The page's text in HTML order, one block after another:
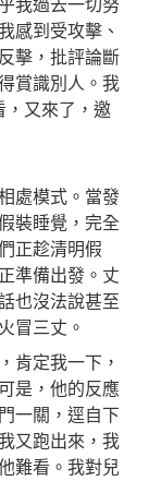
我過去一切努
感到受攻擊、
擊，批評論斷
賞識別人。我
又來了，邀
處模式。當發
裝睡覺，完全
正趁清明假
準備出發。丈
也沒法說甚至
冒三丈。
肯定我一下，
是，他的反應
一關，逕自下
又跑出來，我
難看。我對兒